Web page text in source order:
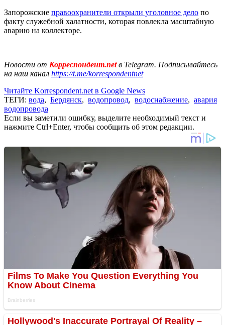
Запорожские правоохранители открыли уголовное дело по
факту служебной халатности, которая повлекла масштабную
аварию на коллекторе.
Новости от Корреспондент.netв Telegram. Подписывайтесь
на наш канал https://t.me/korrespondentnet
Читайте Korrespondent.net в Google News
ТЕГИ: вода, Бердянск, водопровод, водоснабжение, авария
водопровода
Если вы заметили ошибку, выделите необходимый текст и
нажмите Ctrl+Enter, чтобы сообщить об этом редакции.